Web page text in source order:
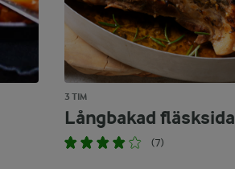
3 TIM
Långbakad fläsksida
(7)